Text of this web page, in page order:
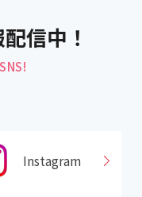
信中！
Instagram